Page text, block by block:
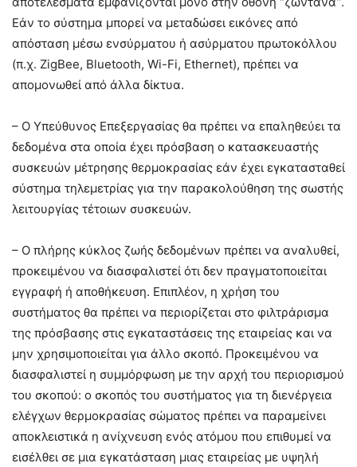
Εάν το σύστημα μπορεί να μεταδώσει εικόνες από
απόσταση μέσω ενσύρματου ή ασύρματου πρωτοκόλλου
(π.χ. ZigBee, Bluetooth, Wi-Fi, Ethernet), πρέπει να
απομονωθεί από άλλα δίκτυα.
– Ο Υπεύθυνος Επεξεργασίας θα πρέπει να επαληθεύει τα
δεδομένα στα οποία έχει πρόσβαση ο κατασκευαστής
συσκευών μέτρησης θερμοκρασίας εάν έχει εγκατασταθεί
σύστημα τηλεμετρίας για την παρακολούθηση της σωστής
λειτουργίας τέτοιων συσκευών.
– Ο πλήρης κύκλος ζωής δεδομένων πρέπει να αναλυθεί,
προκειμένου να διασφαλιστεί ότι δεν πραγματοποιείται
εγγραφή ή αποθήκευση. Επιπλέον, η χρήση του
συστήματος θα πρέπει να περιορίζεται στο φιλτράρισμα
της πρόσβασης στις εγκαταστάσεις της εταιρείας και να
μην χρησιμοποιείται για άλλο σκοπό. Προκειμένου να
διασφαλιστεί η συμμόρφωση με την αρχή του περιορισμού
του σκοπού: ο σκοπός του συστήματος για τη διενέργεια
ελέγχων θερμοκρασίας σώματος πρέπει να παραμείνει
αποκλειστικά η ανίχνευση ενός ατόμου που επιθυμεί να
εισέλθει σε μια εγκατάσταση μιας εταιρείας με υψηλή